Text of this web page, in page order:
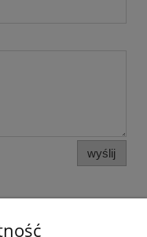
wyślij